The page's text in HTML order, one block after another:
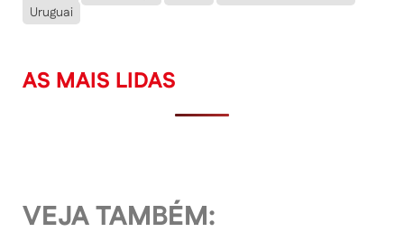
Uruguai
AS MAIS LIDAS
VEJA TAMBÉM: